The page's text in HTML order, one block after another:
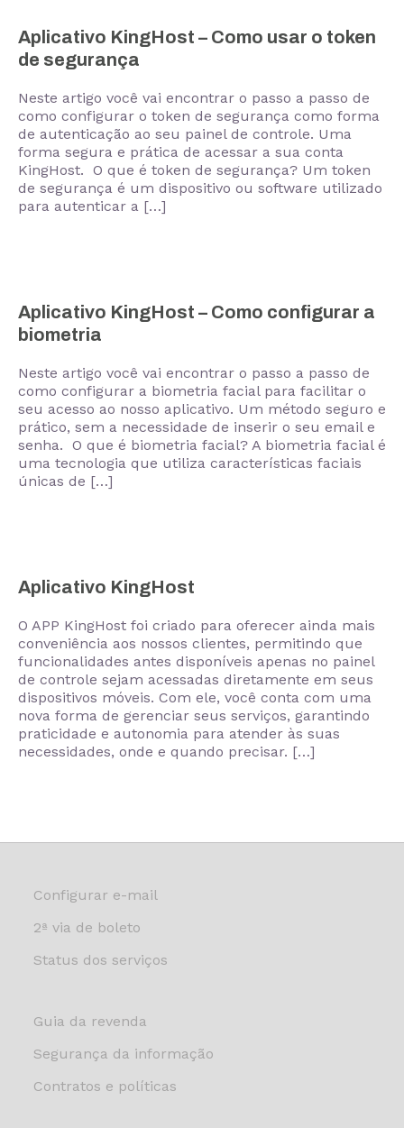
Aplicativo KingHost – Como usar o token
de segurança
Neste artigo você vai encontrar o passo a passo de
como configurar o token de segurança como forma
de autenticação ao seu painel de controle. Uma
forma segura e prática de acessar a sua conta
KingHost. O que é token de segurança? Um token
de segurança é um dispositivo ou software utilizado
para autenticar a […]
Aplicativo KingHost – Como configurar a
biometria
Neste artigo você vai encontrar o passo a passo de
como configurar a biometria facial para facilitar o
seu acesso ao nosso aplicativo. Um método seguro e
prático, sem a necessidade de inserir o seu email e
senha. O que é biometria facial? A biometria facial é
uma tecnologia que utiliza características faciais
únicas de […]
Aplicativo KingHost
O APP KingHost foi criado para oferecer ainda mais
conveniência aos nossos clientes, permitindo que
funcionalidades antes disponíveis apenas no painel
de controle sejam acessadas diretamente em seus
dispositivos móveis. Com ele, você conta com uma
nova forma de gerenciar seus serviços, garantindo
praticidade e autonomia para atender às suas
necessidades, onde e quando precisar. […]
Configurar e-mail
2ª via de boleto
Status dos serviços
Guia da revenda
Segurança da informação
Contratos e políticas